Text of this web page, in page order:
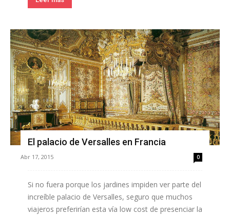
El palacio de Versalles en Francia
Abr 17, 2015 0
Si no fuera porque los jardines impiden ver parte del
increíble palacio de Versalles, seguro que muchos
viajeros preferirían esta vía low cost de presenciar la